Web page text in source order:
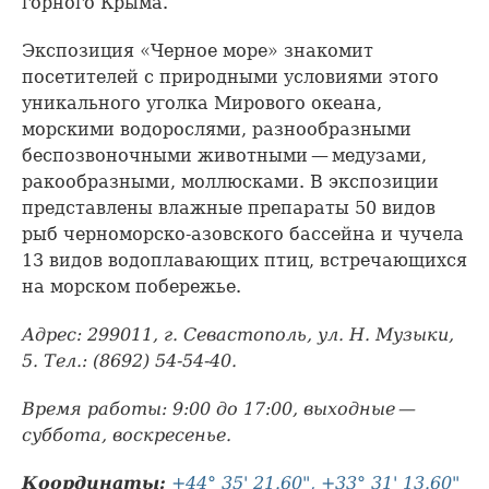
Экспозиция «Черное море» знакомит
посетителей с природными условиями этого
уникального уголка Мирового океана,
морскими водорослями, разнообразными
беспозвоночными животными — медузами,
ракообразными, моллюсками. В экспозиции
представлены влажные препараты 50 видов
рыб черноморско-азовского бассейна и чучела
13 видов водоплавающих птиц, встречающихся
на морском побережье.
Адрес: 299011, г. Севастополь, ул. Н. Музыки,
5. Тел.: (8692) 54-54-40.
Время работы: 9:00 до 17:00, выходные —
суббота, воскресенье.
Координаты: +44° 35' 21.60", +33° 31' 13.60"